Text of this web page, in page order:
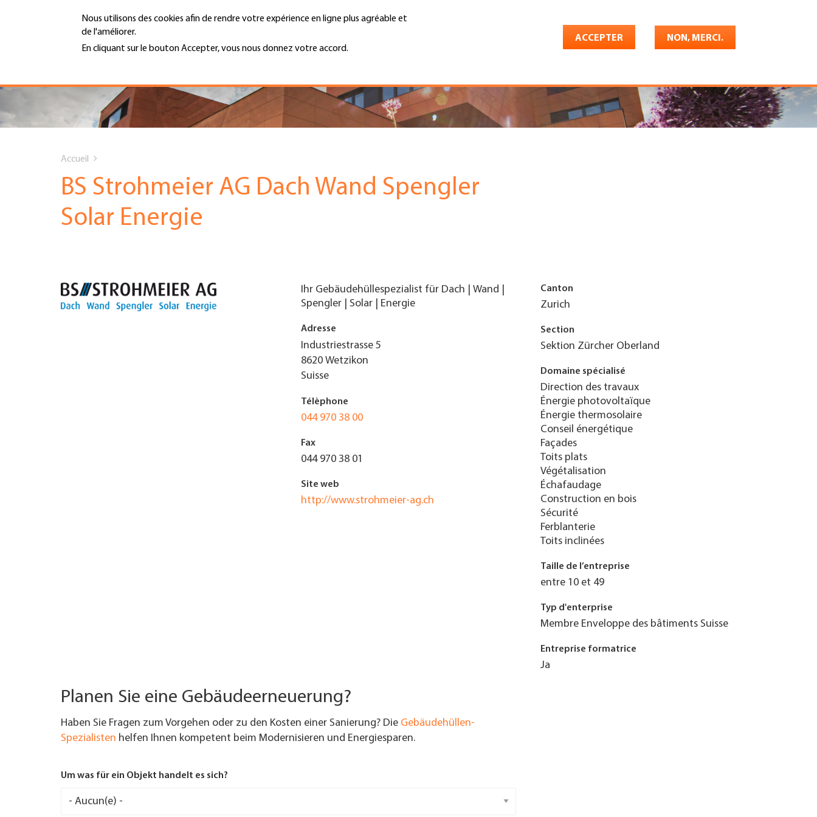
Nous utilisons des cookies afin de rendre votre expérience en ligne plus agréable et
de l'améliorer.
En cliquant sur le bouton Accepter, vous nous donnez votre accord.
ACCEPTER NON, MERCI.
Hauptnavigation
PORTRAIT
SERVICES
INFOTHÈQUE
AFFILIATION
TROUVER ENTREPRISE
MENU
Top
Menu
Shop Konto Français
are
here
Accueil
BS Strohmeier AG Dach Wand Spengler
Solar Energie
Ihr Gebäudehüllespezialist für Dach | Wand |
Spengler | Solar | Energie
Adresse
Industriestrasse 5
8620 Wetzikon
Suisse
Télèphone
044 970 38 00
Fax
044 970 38 01
Site web
http://www.strohmeier-ag.ch
Canton
Zurich
Section
Sektion Zürcher Oberland
Domaine spécialisé
Direction des travaux
Énergie photovoltaïque
Énergie thermosolaire
Conseil énergétique
Façades
Toits plats
Végétalisation
Échafaudage
Construction en bois
Sécurité
Ferblanterie
Toits inclinées
Taille de l’entreprise
entre 10 et 49
Typ d'enterprise
Membre Enveloppe des bâtiments Suisse
Entreprise formatrice
Ja
Planen Sie eine Gebäudeerneuerung?
Haben Sie Fragen zum Vorgehen oder zu den Kosten einer Sanierung? Die Gebäudehüllen-
Spezialisten helfen Ihnen kompetent beim Modernisieren und Energiesparen.
Um was für ein Objekt handelt es sich?